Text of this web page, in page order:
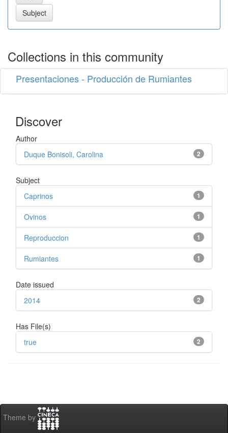
Collections in this community
Presentaciones - Producción de Rumiantes
Discover
Author
2
Duque Bonisoli, Carolina
Subject
1
Caprinos
1
Ovinos
1
Reproduccion
1
Rumiantes
Date issued
2
2014
Has File(s)
2
true
Theme by